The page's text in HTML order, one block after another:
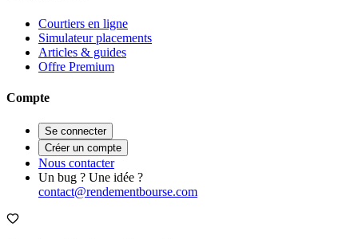
Courtiers en ligne
Simulateur placements
Articles & guides
Offre Premium
Compte
Se connecter
Créer un compte
Nous contacter
Un bug ? Une idée ?
contact@rendementbourse.com